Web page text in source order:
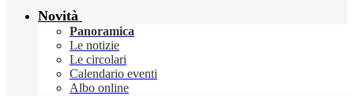
Novità
Panoramica
Le notizie
Le circolari
Calendario eventi
Albo online